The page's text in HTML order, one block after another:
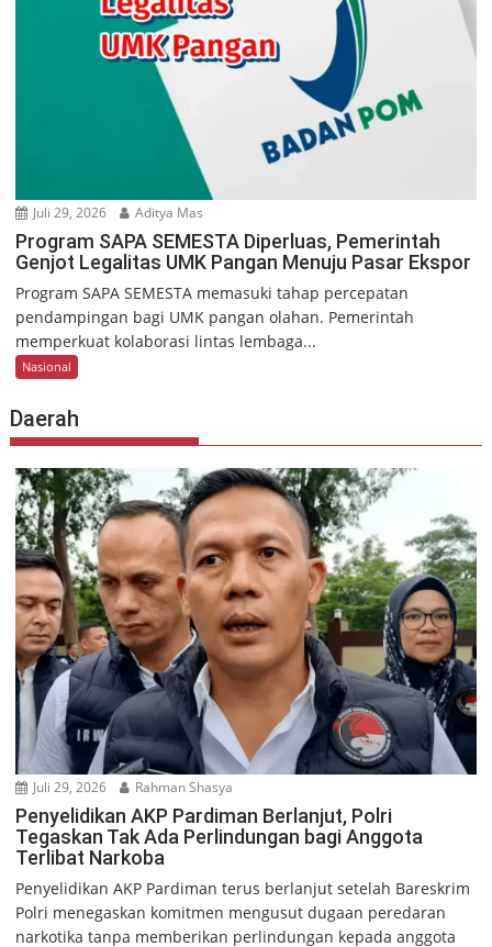
Juli 29, 2026 Aditya Mas
Program SAPA SEMESTA Diperluas, Pemerintah
Genjot Legalitas UMK Pangan Menuju Pasar Ekspor
Program SAPA SEMESTA memasuki tahap percepatan
pendampingan bagi UMK pangan olahan. Pemerintah
memperkuat kolaborasi lintas lembaga...
Nasional
Daerah
Juli 29, 2026 Rahman Shasya
Penyelidikan AKP Pardiman Berlanjut, Polri
Tegaskan Tak Ada Perlindungan bagi Anggota
Terlibat Narkoba
Penyelidikan AKP Pardiman terus berlanjut setelah Bareskrim
Polri menegaskan komitmen mengusut dugaan peredaran
narkotika tanpa memberikan perlindungan kepada anggota